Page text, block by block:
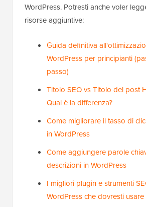
WordPress. Potresti anche voler
risorse aggiuntive:
Guida definitiva
WordPress per principianti
passo)
Titolo SEO vs Titolo del post
Qual è la differenza?
Come migliorare il tasso di
in WordPress
Come aggiungere parole
descrizioni in WordPress
I migliori plugin e strumenti
WordPress che dovresti usare